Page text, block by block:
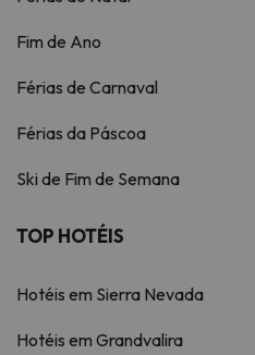
Fim de Ano
Férias de Carnaval
Férias da Páscoa
Ski de Fim de Semana
TOP HOTÉIS
Hotéis em Sierra Nevada
Hotéis em Grandvalira